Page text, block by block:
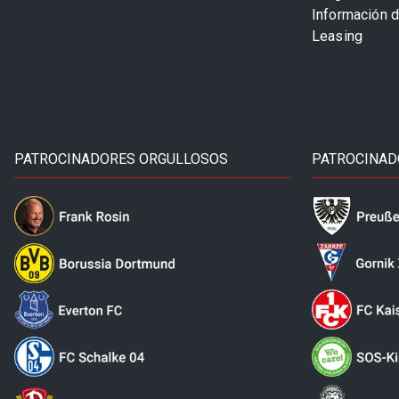
Información
Leasing
PATROCINADORES ORGULLOSOS